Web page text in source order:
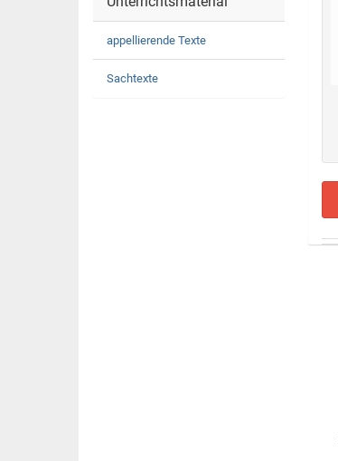
appellierende Texte
Sachtexte